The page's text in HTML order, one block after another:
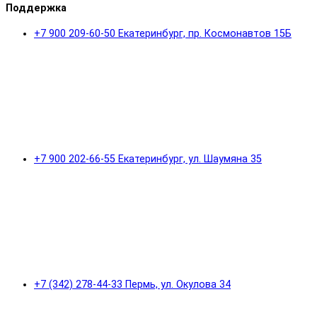
Поддержка
+7 900 209-60-50 Екатеринбург, пр. Космонавтов 15Б
+7 900 202-66-55 Екатеринбург, ул. Шаумяна 35
+7 (342) 278-44-33 Пермь, ул. Окулова 34